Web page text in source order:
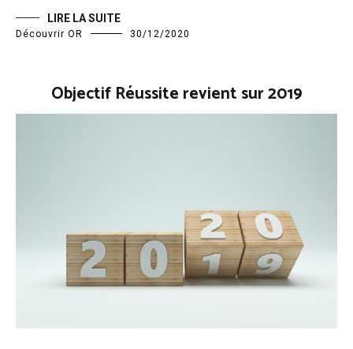
LIRE LA SUITE
Découvrir OR 30/12/2020
Objectif Réussite revient sur 2019